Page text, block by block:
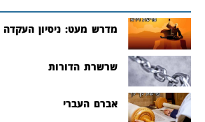
מדרש מעט: ניסיון העקדה
שרשרת הדורות
אברם העברי